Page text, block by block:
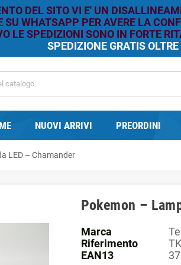
DEL SITO VI E' UN
SU WHATSAPP PER AVERE LA
LE SPEDIZIONI SONO IN FORTE
SPEDIZIONE GRATIS
NUOVI ARRIVI PREORDINI
LED – Chamander
Pokemon –
Marca
Riferimento
EAN13